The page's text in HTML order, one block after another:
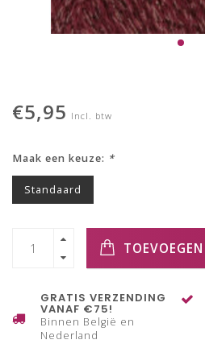
€5,95 Incl. btw
Maak een keuze: *
Standaard
GRATIS VERZENDING
VANAF €75!
Binnen België en
Nederland